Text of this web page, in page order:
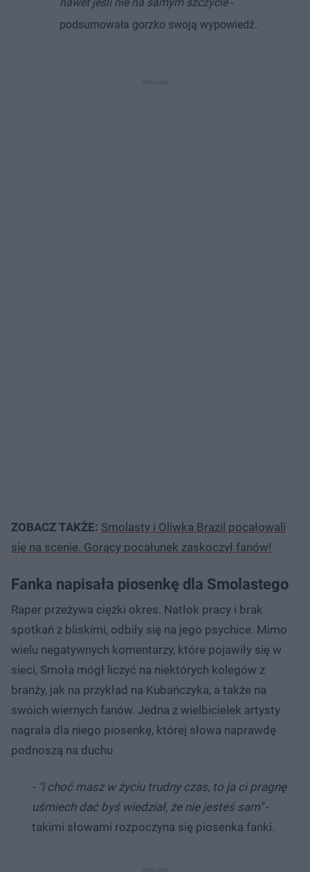
podsumowała gorzko swoją wypowiedź.
ZOBACZ TAKŻE: Smolasty i Oliwka Brazil pocałowali
się na scenie. Gorący pocałunek zaskoczył fanów!
Fanka napisała piosenkę dla Smolastego
Raper przeżywa ciężki okres. Natłok pracy i brak
spotkań z bliskimi, odbiły się na jego psychice. Mimo
wielu negatywnych komentarzy, które pojawiły się w
sieci, Smoła mógł liczyć na niektórych kolegów z
branży, jak na przykład na Kubańczyka, a także na
swoich wiernych fanów. Jedna z wielbicielek artysty
nagrała dla niego piosenkę, której słowa naprawdę
podnoszą na duchu
- "i choć masz w życiu trudny czas, to ja ci pragnę
uśmiech dać byś wiedział, że nie jesteś sam"-
takimi słowami rozpoczyna się piosenka fanki.